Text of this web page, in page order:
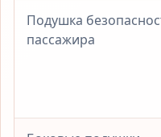
Подушка
пассажира